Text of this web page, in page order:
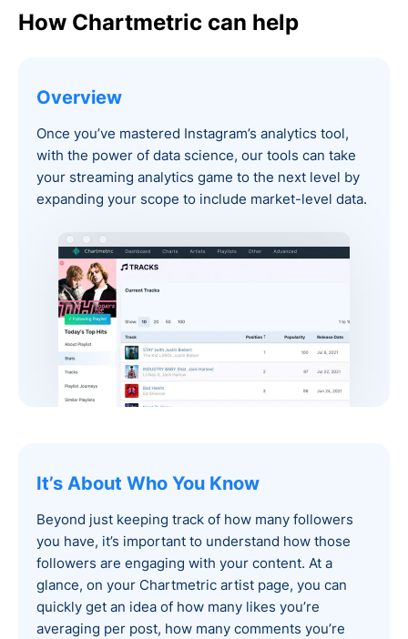
How Chartmetric can help
Overview
Once you’ve mastered Instagram’s analytics tool,
with the power of data science, our tools can take
your streaming analytics game to the next level by
expanding your scope to include market-level data.
It’s About Who You Know
Beyond just keeping track of how many followers
you have, it’s important to understand how those
followers are engaging with your content. At a
glance, on your Chartmetric artist page, you can
quickly get an idea of how many likes you’re
averaging per post, how many comments you’re